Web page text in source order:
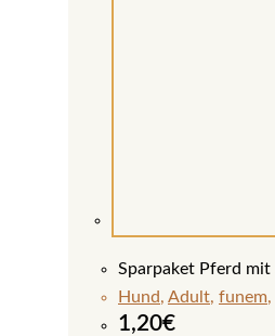
Sparpaket Pferd
Hund, Adult, funem,
1,20€